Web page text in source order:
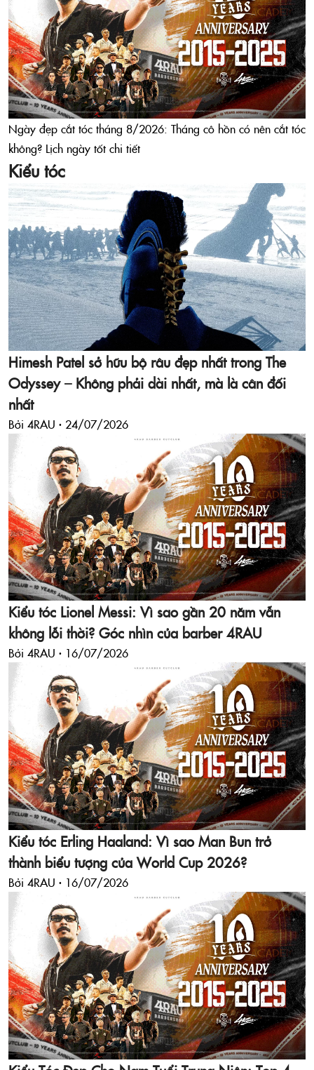
Ngày đẹp cắt tóc tháng 8/2026: Tháng cô hồn có nên cắt tóc
không? Lịch ngày tốt chi tiết
Kiểu tóc
Himesh Patel sở hữu bộ râu đẹp nhất trong The
Odyssey – Không phải dài nhất, mà là cân đối
nhất
Bởi 4RAU · 24/07/2026
Kiểu tóc Lionel Messi: Vì sao gần 20 năm vẫn
không lỗi thời? Góc nhìn của barber 4RAU
Bởi 4RAU · 16/07/2026
Kiểu tóc Erling Haaland: Vì sao Man Bun trở
thành biểu tượng của World Cup 2026?
Bởi 4RAU · 16/07/2026